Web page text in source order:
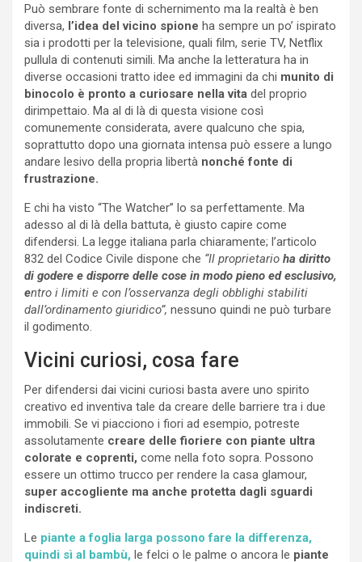
Può sembrare fonte di schernimento ma la realtà è ben
diversa, l’idea del vicino spione ha sempre un po’ ispirato
sia i prodotti per la televisione, quali film, serie TV, Netflix
pullula di contenuti simili. Ma anche la letteratura ha in
diverse occasioni tratto idee ed immagini da chi munito di
binocolo è pronto a curiosare nella vita del proprio
dirimpettaio. Ma al di là di questa visione così
comunemente considerata, avere qualcuno che spia,
soprattutto dopo una giornata intensa può essere a lungo
andare lesivo della propria libertà nonché fonte di
frustrazione.
E chi ha visto “The Watcher” lo sa perfettamente. Ma
adesso al di là della battuta, è giusto capire come
difendersi. La legge italiana parla chiaramente; l’articolo
832 del Codice Civile dispone che “Il proprietario ha diritto
di godere e disporre delle cose in modo pieno ed esclusivo,
entro i limiti e con l’osservanza degli obblighi stabiliti
dall’ordinamento giuridico”, nessuno quindi ne può turbare
il godimento.
Vicini curiosi, cosa fare
Per difendersi dai vicini curiosi basta avere uno spirito
creativo ed inventiva tale da creare delle barriere tra i due
immobili. Se vi piacciono i fiori ad esempio, potreste
assolutamente creare delle fioriere con piante ultra
colorate e coprenti, come nella foto sopra. Possono
essere un ottimo trucco per rendere la casa glamour,
super accogliente ma anche protetta dagli sguardi
indiscreti.
Le piante a foglia larga possono fare la differenza,
quindi sì al bambù, le felci o le palme o ancora le piante